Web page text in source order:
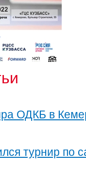
ОДКБ в
турнир по